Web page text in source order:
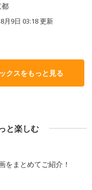
月9日 03:18更新
クスをもっと見る
と楽しむ
をまとめてご紹介！